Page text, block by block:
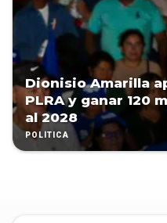
Dionisio Amarilla
PLRA y ganar 120
al 2028
POLÍTICA